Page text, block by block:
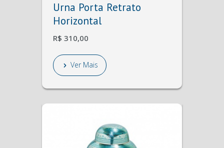
Urna Porta Retrato
Horizontal
R$ 310,00
Ver Mais